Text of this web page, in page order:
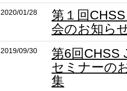
2020/01/28
第１回
会のお知ら
2019/09/30
第6回CHSS
セミナーの
集